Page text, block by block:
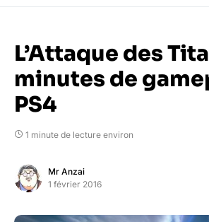
L’Attaque des
minutes de
PS4
1 minute de lecture environ
Mr Anzai
1 février 2016